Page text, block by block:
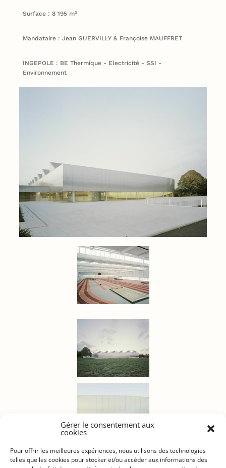
Gérer le consentement aux
cookies
Pour offrir les meilleures expériences, nous utilisons des technologies
telles que les cookies pour stocker et/ou accéder aux informations des
Surface : 8 195 m²
Mandataire : Jean GUERVILLY & Françoise MAUFFRET
INGEPOLE : BE Thermique - Electricité - SSI -
Environnement
NOUS TROUVER